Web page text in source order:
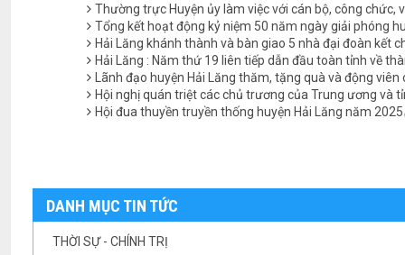
Thường trực Huyện ủy làm việc với cán bộ, công chức,
Tổng kết hoạt động kỷ niệm 50 năm ngày giải phóng
Hải Lăng khánh thành và bàn giao 5 nhà đại đoàn kết
Hải Lăng : Năm thứ 19 liên tiếp dẫn đầu toàn tỉnh về
Lãnh đạo huyện Hải Lăng thăm, tặng quà và động
Hội nghị quán triệt các chủ trương của Trung ương và
Hội đua thuyền truyền thống huyện Hải Lăng năm 2025
DANH MỤC TIN TỨC
THỜI SỰ - CHÍNH TRỊ